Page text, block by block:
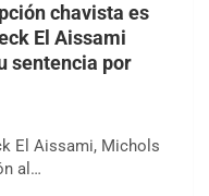
chavista es
El Aissami
sentencia por
El Aissami, Michols
al…